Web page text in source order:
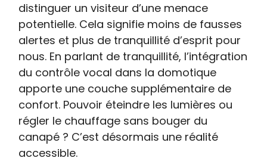
distinguer un visiteur d’une menace
potentielle. Cela signifie moins de fausses
alertes et plus de tranquillité d’esprit pour
nous. En parlant de tranquillité, l’intégration
du contrôle vocal dans la domotique
apporte une couche supplémentaire de
confort. Pouvoir éteindre les lumières ou
régler le chauffage sans bouger du
canapé ? C’est désormais une réalité
accessible.